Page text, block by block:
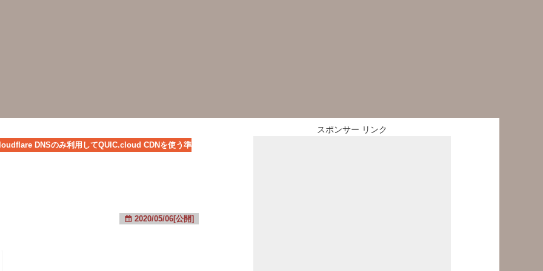
DNSのみ利用してQUIC.cloud CDNを使う準
2020/05/06[公開]
スポンサー リンク